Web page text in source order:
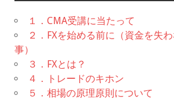
１．CMA受講に当たって
２．FXを始める前に（資金を失
事）
３．FXとは？
４．トレードのキホン
５．相場の原理原則について